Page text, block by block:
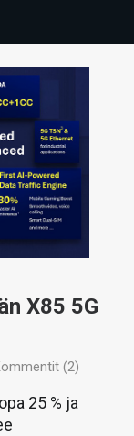
X85 5G
(2)
25 % ja